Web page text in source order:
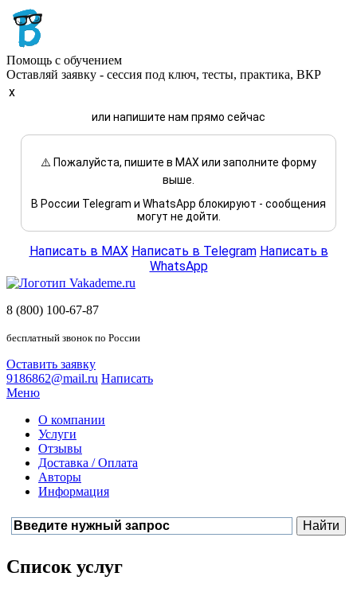
Помощь с обучением
Оставляй заявку - сессия под ключ, тесты, практика, ВКР
x
или напишите нам прямо сейчас
⚠️ Пожалуйста, пишите в MAX или заполните форму
выше.
В России Telegram и WhatsApp блокируют - сообщения
могут не дойти.
Написать в MAX Написать в Telegram Написать в
WhatsApp
8 (800) 100-67-87
бесплатный звонок по России
Оставить заявку
9186862@mail.ru Написать
Меню
О компании
Услуги
Отзывы
Доставка / Оплата
Авторы
Информация
Список услуг